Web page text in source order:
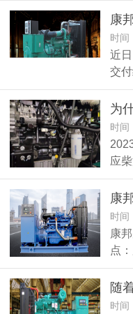
时
近
交
时
应
时
康
点
时